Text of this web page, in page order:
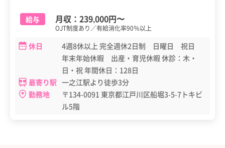
給与 月収： 239,000円〜
OJT制度あり／有給消化率90％以上
休日
4週8休以上 完全週休2日制 日曜日 祝日
年末年始休暇 出産・育児休暇 休診：木・
日・祝 年間休日：128日
最寄り駅 一之江駅より徒歩3分
勤務地
〒134-0091 東京都江戸川区船堀3-5-7トキビ
ル5階